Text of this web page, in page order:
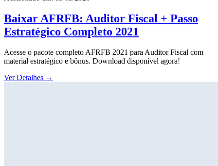
Baixar AFRFB: Auditor Fiscal + Passo
Estratégico Completo 2021
Acesse o pacote completo AFRFB 2021 para Auditor Fiscal com
material estratégico e bônus. Download disponível agora!
Ver Detalhes →